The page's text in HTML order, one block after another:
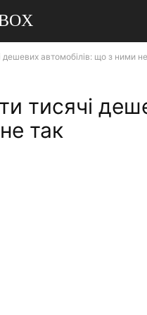
дешевих автомобілів: що з ними
тисячі
так